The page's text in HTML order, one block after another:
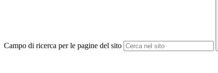
Campo di ricerca per le pagine del sito